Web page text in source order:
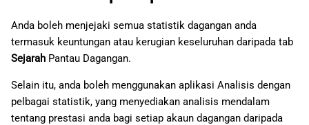
Anda boleh menjejaki semua statistik dagangan anda
termasuk keuntungan atau kerugian keseluruhan daripada tab
Sejarah Pantau Dagangan.
Selain itu, anda boleh menggunakan aplikasi Analisis dengan
pelbagai statistik, yang menyediakan analisis mendalam
tentang prestasi anda bagi setiap akaun dagangan daripada